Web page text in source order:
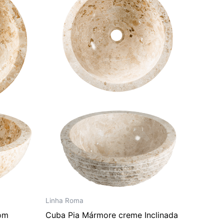
Linha Roma
Cuba Pia Mármore creme Inclinada
era:
R$ 3.102,00.
é:
R$ 2.585,00.